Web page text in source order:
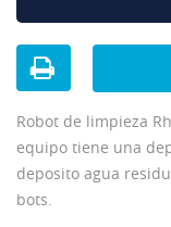
Robot de limpieza
equipo tiene una
deposito agua
bots.